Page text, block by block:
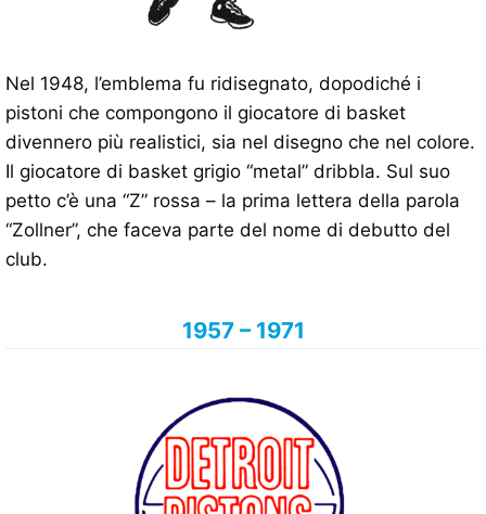
Nel 1948, l’emblema fu ridisegnato, dopodiché i
pistoni che compongono il giocatore di basket
divennero più realistici, sia nel disegno che nel colore.
Il giocatore di basket grigio “metal” dribbla. Sul suo
petto c’è una “Z” rossa – la prima lettera della parola
“Zollner”, che faceva parte del nome di debutto del
club.
1957 – 1971